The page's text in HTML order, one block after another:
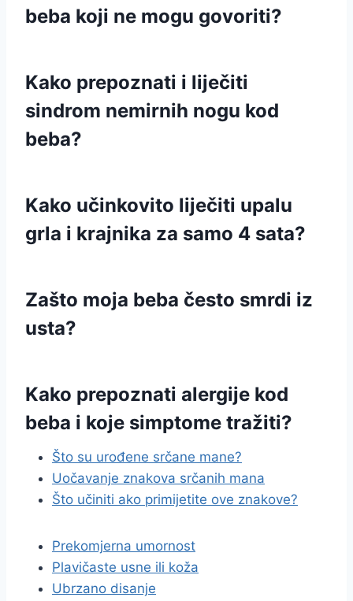
beba koji ne mogu govoriti?
Kako prepoznati i liječiti
sindrom nemirnih nogu kod
beba?
Kako učinkovito liječiti upalu
grla i krajnika za samo 4 sata?
Zašto moja beba često smrdi iz
usta?
Kako prepoznati alergije kod
beba i koje simptome tražiti?
Što su urođene srčane mane?
Uočavanje znakova srčanih mana
Što učiniti ako primijetite ove znakove?
Prekomjerna umornost
Plavičaste usne ili koža
Ubrzano disanje